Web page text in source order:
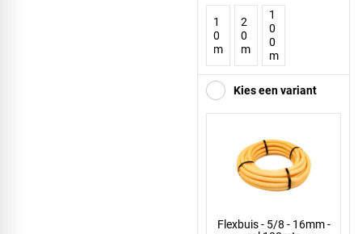
1
0
m
2
0
m
1
0
0
m
Kies een variant
Flexbuis - 5/8 - 16mm -